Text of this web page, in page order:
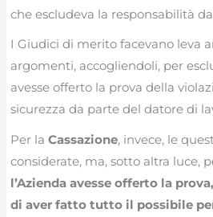
che escludeva la responsabilità
I Giudici di merito facevano leva
argomenti, accogliendoli, per
avesse offerto la prova della
sicurezza da parte del datore di
Per laCassazione, invece, le
considerate, ma, sotto altra luce,
l’Azienda avesse offerto la
di aver fatto tutto il possibile